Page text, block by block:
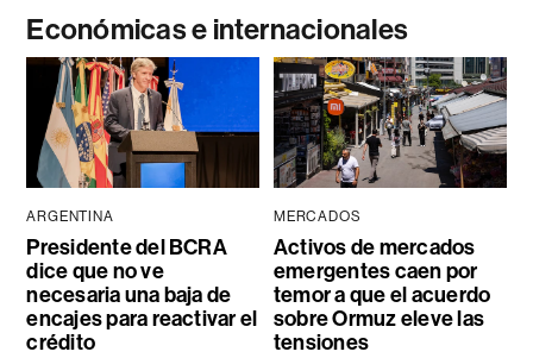
Económicas e internacionales
ARGENTINA
Presidente del BCRA
dice que no ve
necesaria una baja de
encajes para reactivar el
crédito
MERCADOS
Activos de mercados
emergentes caen por
temor a que el acuerdo
sobre Ormuz eleve las
tensiones